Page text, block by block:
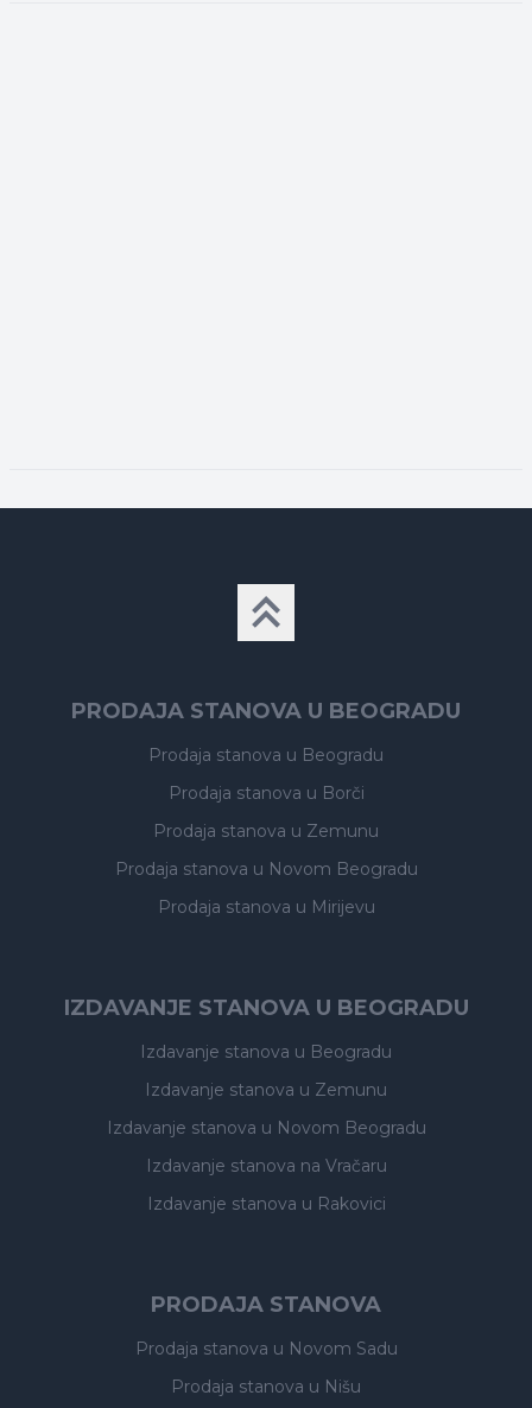
PRODAJA STANOVA U BEOGRADU
Prodaja stanova u Beogradu
Prodaja stanova u Borči
Prodaja stanova u Zemunu
Prodaja stanova u Novom Beogradu
Prodaja stanova u Mirijevu
IZDAVANJE STANOVA U BEOGRADU
Izdavanje stanova u Beogradu
Izdavanje stanova u Zemunu
Izdavanje stanova u Novom Beogradu
Izdavanje stanova na Vračaru
Izdavanje stanova u Rakovici
PRODAJA STANOVA
Prodaja stanova u Novom Sadu
Prodaja stanova u Nišu